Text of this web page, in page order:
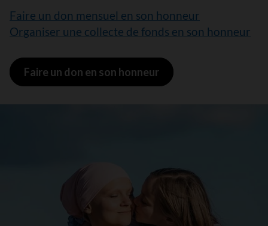
Faire un don mensuel en son honneur
Organiser une collecte de fonds en son honneur
Faire un don en son honneur